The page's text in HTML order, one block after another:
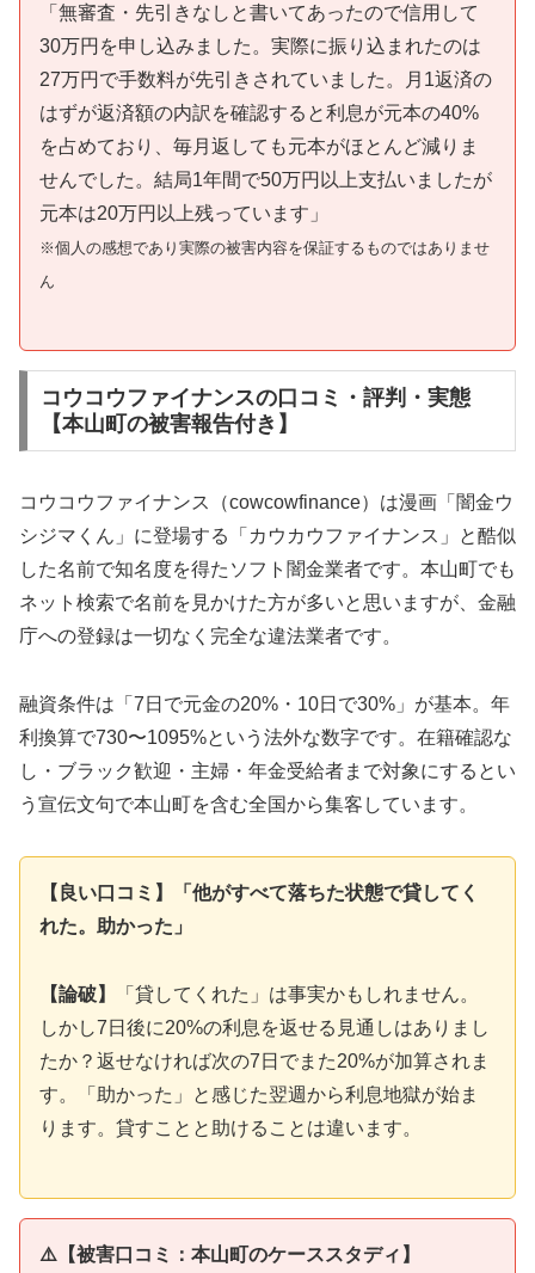
「無審査・先引きなしと書いてあったので信用して
30万円を申し込みました。実際に振り込まれたのは
27万円で手数料が先引きされていました。月1返済の
はずが返済額の内訳を確認すると利息が元本の40%
を占めており、毎月返しても元本がほとんど減りま
せんでした。結局1年間で50万円以上支払いましたが
元本は20万円以上残っています」
※個人の感想であり実際の被害内容を保証するものではありませ
ん
コウコウファイナンスの口コミ・評判・実態
【本山町の被害報告付き】
コウコウファイナンス（cowcowfinance）は漫画「闇金ウ
シジマくん」に登場する「カウカウファイナンス」と酷似
した名前で知名度を得たソフト闇金業者です。本山町でも
ネット検索で名前を見かけた方が多いと思いますが、金融
庁への登録は一切なく完全な違法業者です。
融資条件は「7日で元金の20%・10日で30%」が基本。年
利換算で730〜1095%という法外な数字です。在籍確認な
し・ブラック歓迎・主婦・年金受給者まで対象にするとい
う宣伝文句で本山町を含む全国から集客しています。
【良い口コミ】「他がすべて落ちた状態で貸してく
れた。助かった」
【論破】
「貸してくれた」は事実かもしれません。
しかし7日後に20%の利息を返せる見通しはありまし
たか？返せなければ次の7日でまた20%が加算されま
す。「助かった」と感じた翌週から利息地獄が始ま
ります。貸すことと助けることは違います。
⚠️【被害口コミ：本山町のケーススタディ】